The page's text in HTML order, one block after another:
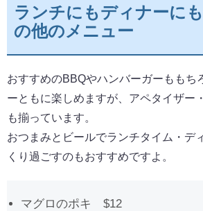
ランチにもディナーに
の他のメニュー
おすすめのBBQやハンバーガーももち
ーともに楽しめますが、アペタイザー
も揃っています。
おつまみとビールでランチタイム・デ
くり過ごすのもおすすめですよ。
マグロのポキ $12